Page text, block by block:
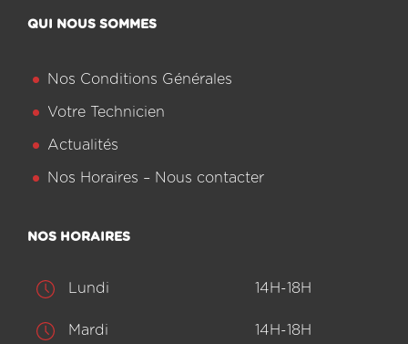
QUI NOUS SOMMES
Nos Conditions Générales
Votre Technicien
Actualités
Nos Horaires – Nous contacter
NOS HORAIRES
Lundi 14H-18H
Mardi 14H-18H